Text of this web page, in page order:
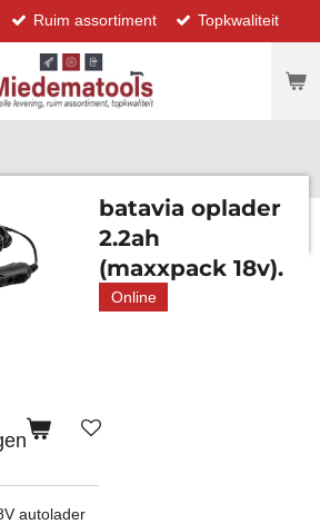
Ruim assortiment Topkwaliteit
batavia oplader
2.2ah
(maxxpack 18v).
Online
autolader